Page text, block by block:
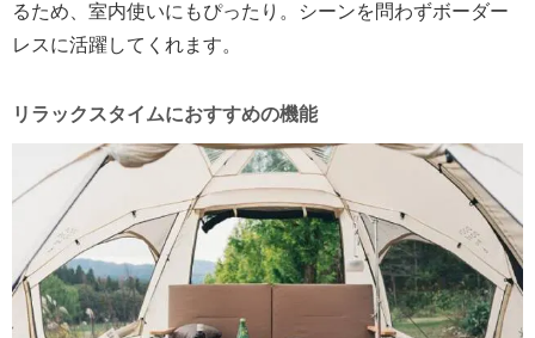
るため、室内使いにもぴったり。シーンを問わずボーダー
レスに活躍してくれます。
リラックスタイムにおすすめの機能